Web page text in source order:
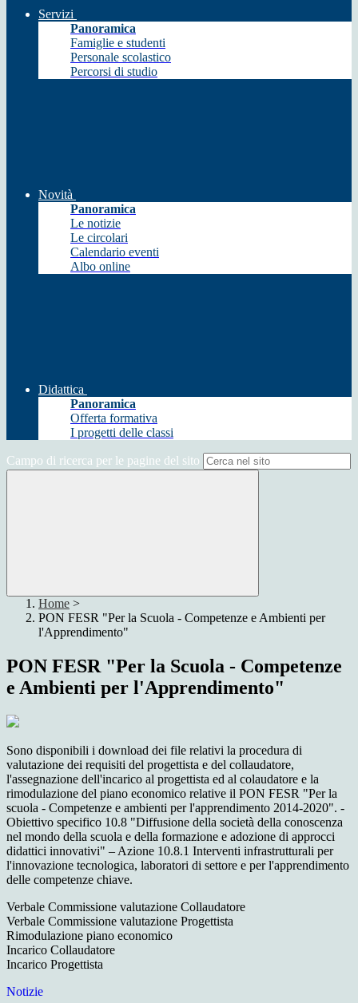
Servizi
Panoramica
Famiglie e studenti
Personale scolastico
Percorsi di studio
Novità
Panoramica
Le notizie
Le circolari
Calendario eventi
Albo online
Didattica
Panoramica
Offerta formativa
I progetti delle classi
Campo di ricerca per le pagine del sito
Home >
PON FESR "Per la Scuola - Competenze e Ambienti per
l'Apprendimento"
PON FESR "Per la Scuola - Competenze
e Ambienti per l'Apprendimento"
Sono disponibili i download dei file relativi la procedura di
valutazione dei requisiti del progettista e del collaudatore,
l'assegnazione dell'incarico al progettista ed al colaudatore e la
rimodulazione del piano economico relative il PON FESR "Per la
scuola - Competenze e ambienti per l'apprendimento 2014-2020". -
Obiettivo specifico 10.8 "Diffusione della società della conoscenza
nel mondo della scuola e della formazione e adozione di approcci
didattici innovativi" – Azione 10.8.1 Interventi infrastrutturali per
l'innovazione tecnologica, laboratori di settore e per l'apprendimento
delle competenze chiave.
Verbale Commissione valutazione Collaudatore
Verbale Commissione valutazione Progettista
Rimodulazione piano economico
Incarico Collaudatore
Incarico Progettista
Notizie